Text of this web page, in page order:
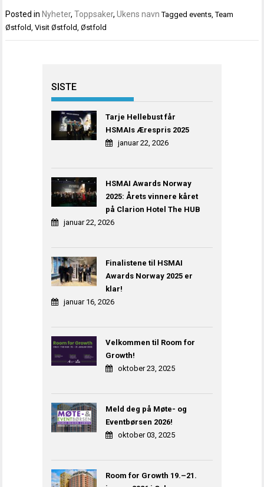
Posted in Nyheter,Toppsaker,Ukens navn Taggedevents,Team
Østfold,Visit Østfold,Østfold
SISTE
Tarje Hellebust får
HSMAIs Ærespris 2025
januar 22, 2026
HSMAI Awards Norway
2025: Årets vinnere kåret
på Clarion Hotel The HUB
januar 22, 2026
Finalistene til HSMAI
Awards Norway 2025 er
klar!
januar 16, 2026
Velkommen til Room for
Growth!
oktober 23, 2025
Meld deg på Møte- og
Eventbørsen 2026!
oktober 03, 2025
Room for Growth 19.–21.